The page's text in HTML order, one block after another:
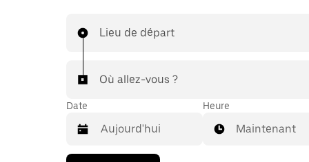
Lieu de départ
Où allez-vous ?
Date Heure
Maintenant